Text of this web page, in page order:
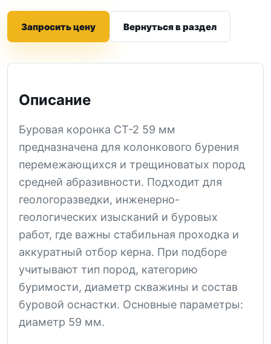
Запросить цену Вернуться в раздел
Описание
Буровая коронка СТ-2 59 мм
предназначена для колонкового бурения
перемежающихся и трещиноватых пород
средней абразивности. Подходит для
геологоразведки, инженерно-
геологических изысканий и буровых
работ, где важны стабильная проходка и
аккуратный отбор керна. При подборе
учитывают тип пород, категорию
буримости, диаметр скважины и состав
буровой оснастки. Основные параметры:
диаметр 59 мм.